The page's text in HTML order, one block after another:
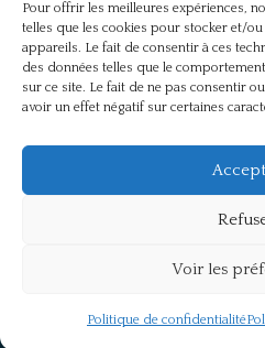
Pour offrir les meilleures expériences,
telles que les cookies pour stocker et/
appareils. Le fait de consentir à ces
des données telles que le
sur ce site. Le fait de ne pas consentir
avoir un effet négatif sur certaines
Voir les
Politique de confidentialité
Non classé(42)
Partis politiques,
Présentation(4)
Références(57)